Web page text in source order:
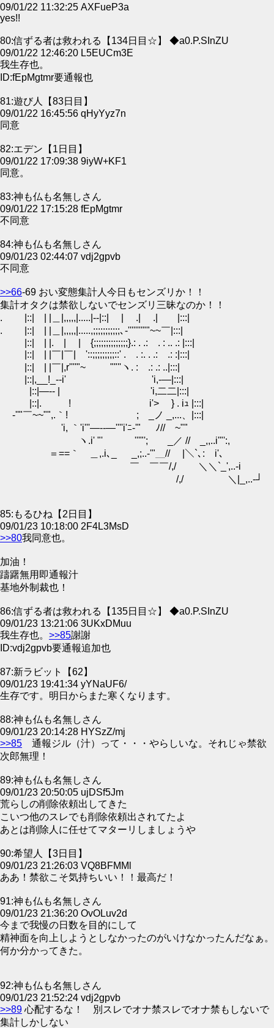
09/01/22 11:32:25 AXFueP3a
yes!!
80:信ずる者は救われる【134日目☆】 ◆a0.P.SInZU
09/01/22 12:46:20 L5EUCm3E
我生存也。
ID:fEpMgtmr要通報也
81:遊び人【83日目】
09/01/22 16:45:56 qHyYyz7n
同意
82:エデン【1日目】
09/01/22 17:09:38 9iyW+KF1
同意。
83:神も仏も名無しさん
09/01/22 17:15:28 fEpMgtmr
不同意
84:神も仏も名無しさん
09/01/23 02:44:07 vdj2gpvb
不同意
>>66-69 おい変態集計人今日もセンズリか！！
集計オタクは禁欲しないでセンズリ三昧なのか！！
. |::| | |＿|,,,,,|.....|--|::| | .| .| |:::|
. |::| | |＿|,,,,,|.....,;;;;;;;;;;;､‐''''''''""~~￣|:::|
|::| | |. | | {;;;;;;;;;;;;;;}.: . .: . : .. .: |:::|
|::| | |￣|￣| '::;;;;;;;;;::' . . :. . .: .: :|:::|
|::| | |￣|,r''''"~ ""''ヽ. : .: .: ..|:::|
|::|,__!_--i' 'i,-―|:::|
|::|―-- | 'i,二二|:::|
|::|. ! i'> } . iｭ |:::|
-''"￣~~"",.｀! ; _ノ _,...、|:::|
'i, ｀'i'''―--―''''i'ﾆ-'" ﾉ//￣~""
ヽ.i' "' '''"'; _／ // _,,..i'"':,
＝==｀ゝ＿,.i､_ _,;..-'"＿// |＼`､: i'､
￣ ￣￣/,/ ＼＼`_',..-i
/,/ ＼|_,..-┘
85:もるひね【2日目】
09/01/23 10:18:00 2F4L3MsD
>>80我同意也。
加油！
躊躇無用即通報汁
基地外制裁也！
86:信ずる者は救われる【135日目☆】 ◆a0.P.SInZU
09/01/23 13:21:06 3UKxDMuu
我生存也。 >>85謝謝
ID:vdj2gpvb要通報追加也
87:新ラビット【62】
09/01/23 19:41:34 yYNaUF6/
生存です。明日からまた寒くなります。
88:神も仏も名無しさん
09/01/23 20:14:28 HYSzZ/mj
>>85 通報ジル（汁）って・・・やらしいな。それじゃ禁欲
次郎無理！
89:神も仏も名無しさん
09/01/23 20:50:05 ujDSf5Jm
荒らしの削除依頼出してきた
こいつ他のスレでも削除依頼出されてたよ
あとは削除人に任せてマターリしましょうや
90:希望人【3日目】
09/01/23 21:26:03 VQ8BFMMl
ああ！禁欲こそ気持ちいい！！最高だ！
91:神も仏も名無しさん
09/01/23 21:36:20 OvOLuv2d
今まで我慢の日数を目的にして
精神面を向上しようとしなかったのがいけなかったんだなぁ。
何か分かってきた。
92:神も仏も名無しさん
09/01/23 21:52:24 vdj2gpvb
>>89 心配するな！ 別スレでオナ禁スレでオナ禁もしないで
集計しかしない